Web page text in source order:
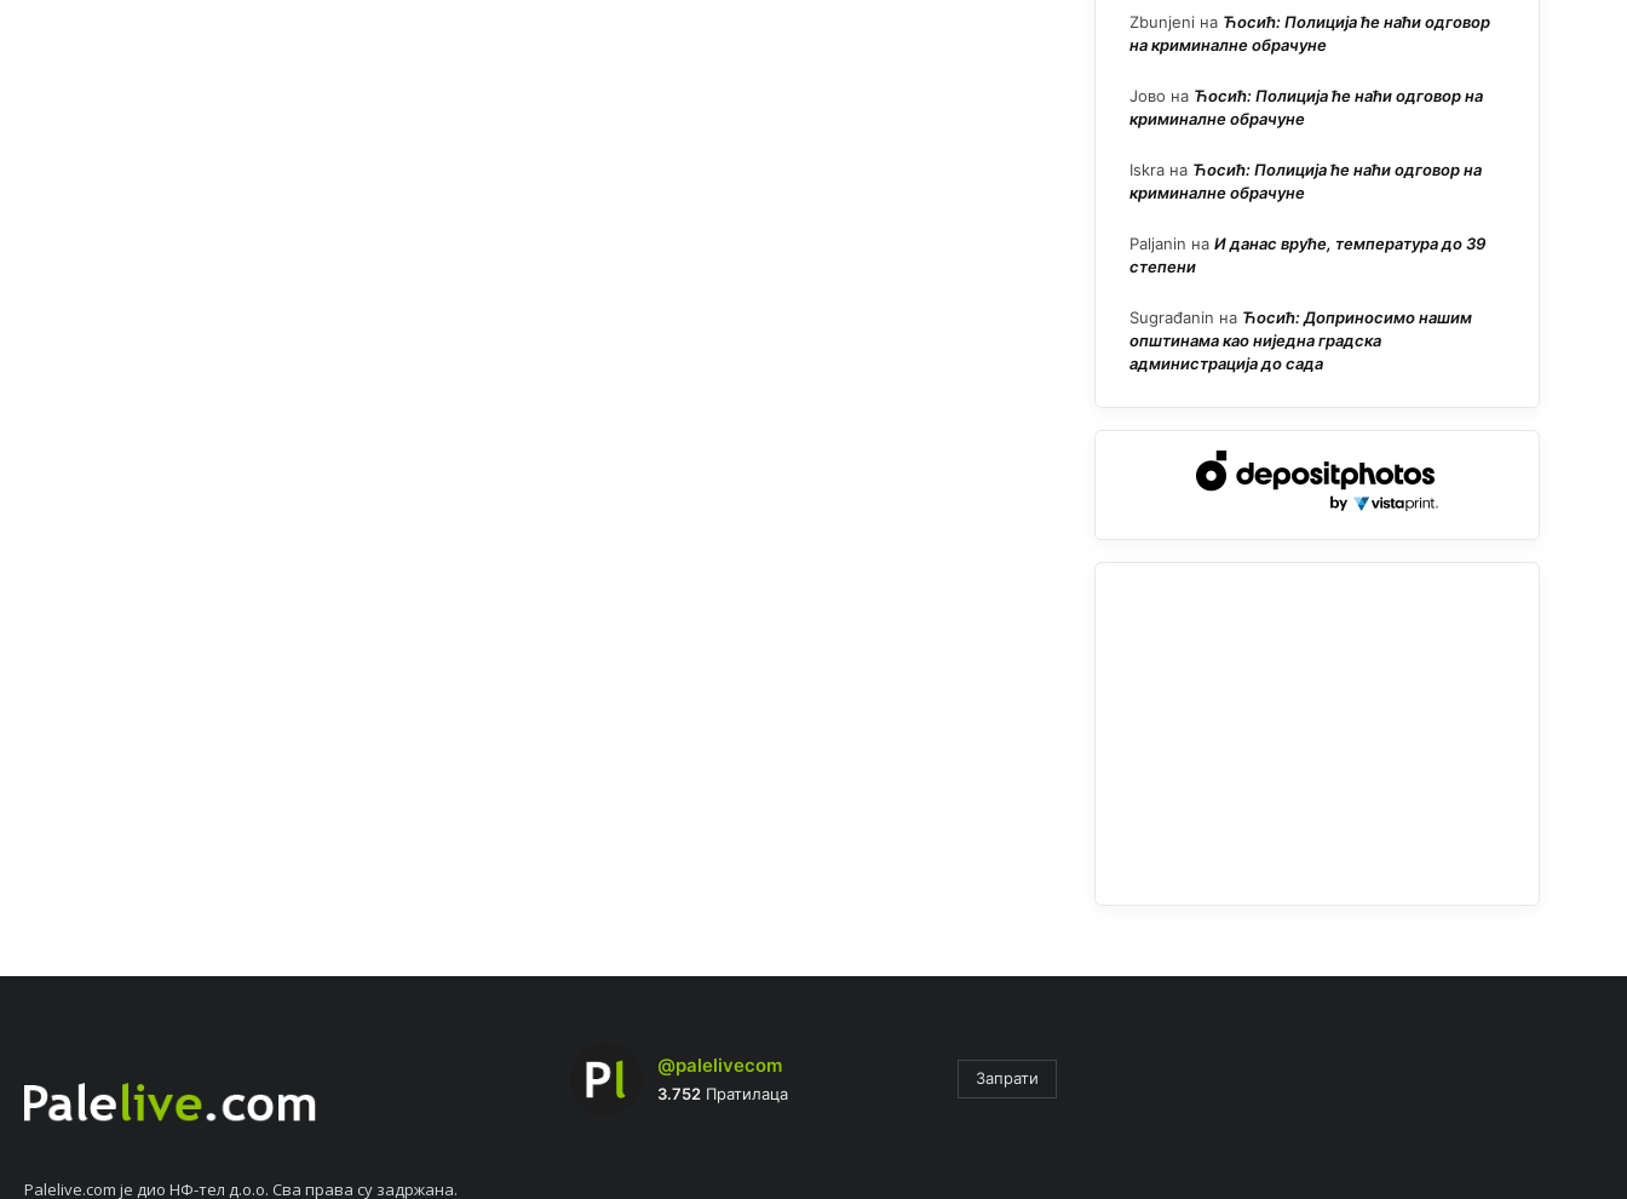
Zbunjeni на Ћосић: Полиција ће наћи одговор
на криминалне обрачуне
Јово на Ћосић: Полиција ће наћи одговор на
криминалне обрачуне
Iskra на Ћосић: Полиција ће наћи одговор на
криминалне обрачуне
Paljanin на И данас вруће, температура до 39
степени
Sugrađanin на Ћосић: Доприносимо нашим
општинама као ниједна градска
администрација до сада
Palelive.com јe дио НФ-тeл д.о.о. Сва права су задржана.
@palelivecom
3.752Пратилаца
Запрати